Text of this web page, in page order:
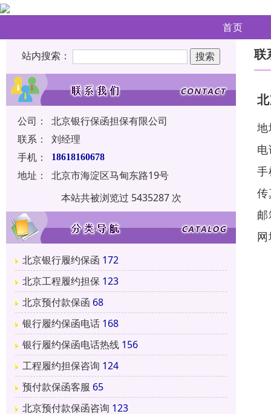
首页
站内搜索：
公司：
北京银行保函担保有限公司
联系：
刘经理
手机：
18618160678
地址：
北京市海淀区马甸东路19号
本站共被浏览过 5435287 次
北京银行履约保函 172
北京工程履约担保 123
北京预付款保函 68
银行履约保函电话 168
银行履约保函电话热线 156
工程履约担保咨询 124
预付款保函客服 65
北京预付款保函咨询 123
联